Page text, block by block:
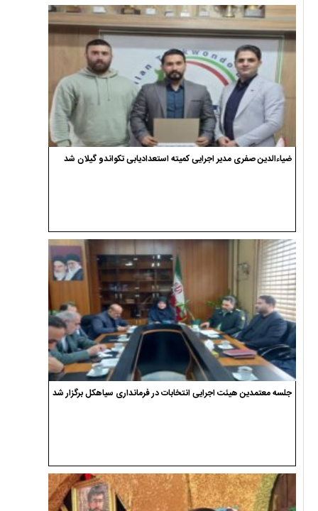
ضیاءالدین صفری مدیر اجرایی کمیته استعدادیابی تکواندو گیلان شد
جلسه معتمدین هیئت اجرایی انتخابات در فرمانداری سیاهکل برگزار شد